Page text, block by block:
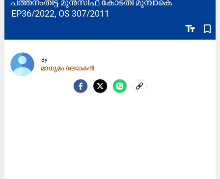
text_fields bookmark_border
പത്തനംതിട്ട മുൻസിഫ് കോടതി മുമ്പാകെ
EP36/2022, OS 307/2011
By
മാധ്യമം ലേഖകൻ